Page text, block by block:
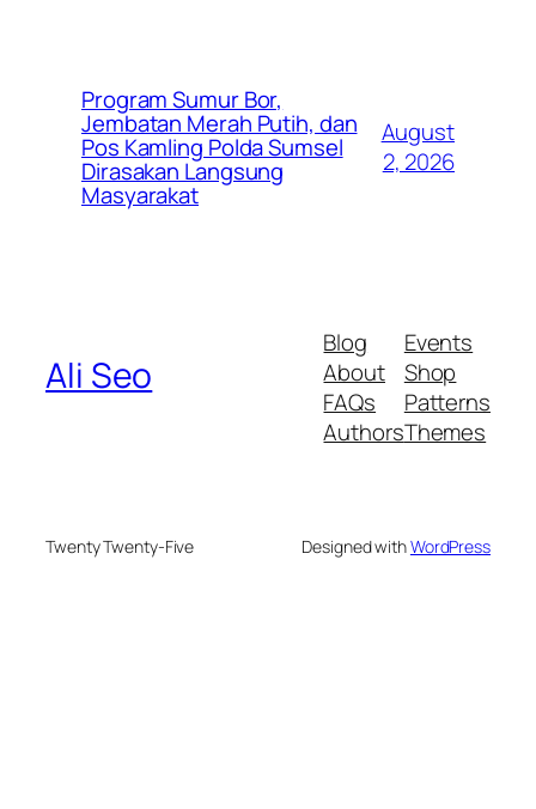
Program Sumur Bor,
Jembatan Merah Putih, dan
Pos Kamling Polda Sumsel
Dirasakan Langsung
Masyarakat
August
2, 2026
Ali Seo
Blog
About
FAQs
Authors
Events
Shop
Patterns
Themes
Twenty Twenty-Five Designed withWordPress